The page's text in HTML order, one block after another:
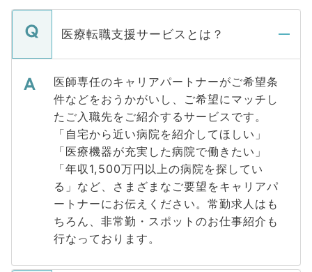
医療転職支援サービスとは？
医師専任のキャリアパートナーがご希望条
件などをおうかがいし、ご希望にマッチし
たご入職先をご紹介するサービスです。
「自宅から近い病院を紹介してほしい」
「医療機器が充実した病院で働きたい」
「年収1,500万円以上の病院を探してい
る」など、さまざまなご要望をキャリアパ
ートナーにお伝えください。常勤求人はも
ちろん、非常勤・スポットのお仕事紹介も
行なっております。